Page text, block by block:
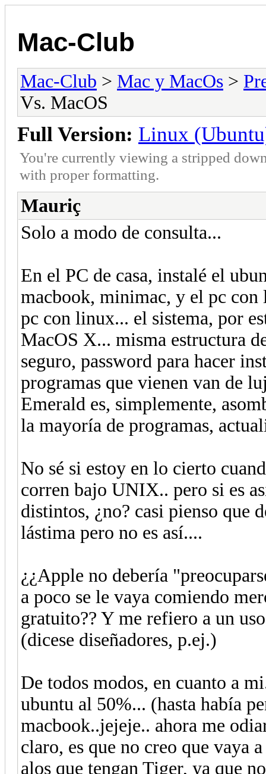
Mac-Club
Mac-Club > Mac y MacOs >
Vs. MacOS
Full Version: Linux
You're currently viewing a stripped
with proper formatting.
Mauriç
Solo a modo de consulta...
En el PC de casa, instalé el
macbook, minimac, y el pc
pc con linux... el sistema, por
MacOS X... misma estructura
seguro, password para hacer
programas que vienen van de
Emerald es, simplemente,
la mayoría de programas,
No sé si estoy en lo cierto
corren bajo UNIX.. pero si es
distintos, ¿no? casi pienso que
lástima pero no es así....
¿¿Apple no debería
a poco se le vaya comiendo
gratuito?? Y me refiero a un
(dicese diseñadores, p.ej.)
De todos modos, en cuanto a
ubuntu al 50%... (hasta había
macbook..jejeje.. ahora me
claro, es que no creo que vaya
alos que tengan Tiger, ya que